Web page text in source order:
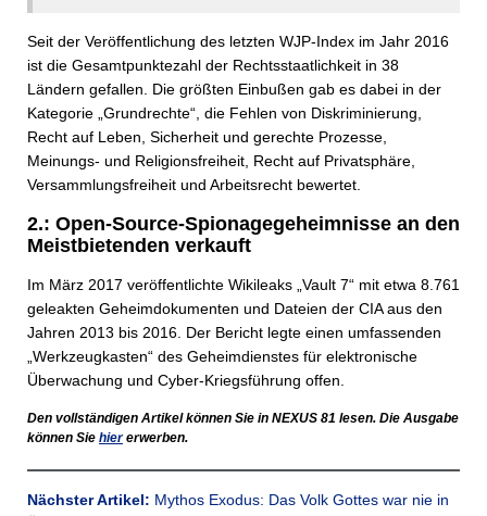
Seit der Veröffentlichung des letzten WJP-Index im Jahr 2016
ist die Gesamtpunktezahl der Rechtsstaatlichkeit in 38
Ländern gefallen. Die größten Einbußen gab es dabei in der
Kategorie „Grundrechte“, die Fehlen von Diskriminierung,
Recht auf Leben, Sicherheit und gerechte Prozesse,
Meinungs- und Religionsfreiheit, Recht auf Privatsphäre,
Versammlungsfreiheit und Arbeitsrecht bewertet.
2.: Open-Source-Spionagegeheimnisse an den
Meistbietenden verkauft
Im März 2017 veröffentlichte Wikileaks „Vault 7“ mit etwa 8.761
geleakten Geheimdokumenten und Dateien der CIA aus den
Jahren 2013 bis 2016. Der Bericht legte einen umfassenden
„Werkzeugkasten“ des Geheimdienstes für elektronische
Überwachung und Cyber-Kriegsführung offen.
Den vollständigen Artikel können Sie in NEXUS 81 lesen. Die Ausgabe
können Sie hiererwerben.
Nächster Artikel: Mythos Exodus: Das Volk Gottes war nie in